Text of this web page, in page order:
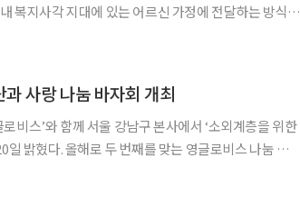
복지사각 지대에 있는 어르신 가정에 전달하는 방식으
사랑 나눔 바자회 개최
비스’와 함께 서울 강남구 본사에서 ‘소외계층을 위한
영글로비스 나눔 바